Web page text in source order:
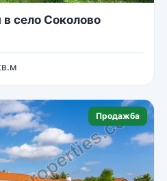
в село Соколово
Продажба